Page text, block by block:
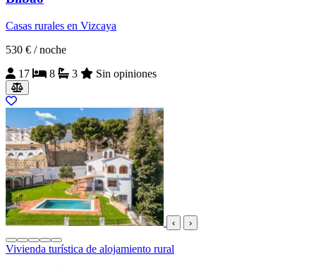
Casas rurales en Vizcaya
530 € / noche
17
8 3 Sin opiniones
‹ ›
Vivienda turística de alojamiento rural